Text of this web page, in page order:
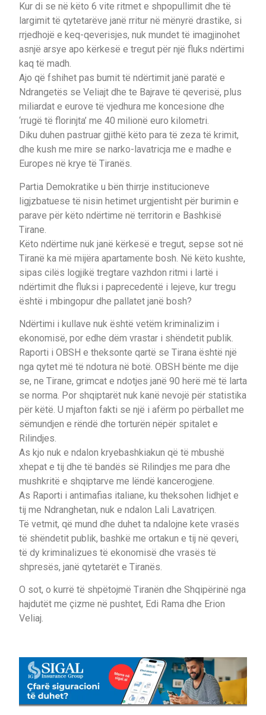
Kur di se në këto 6 vite ritmet e shpopullimit dhe të
largimit të qytetarëve janë rritur në mënyrë drastike, si
rrjedhojë e keq-qeverisjes, nuk mundet të imagjinohet
asnjë arsye apo kërkesë e tregut për një fluks ndërtimi
kaq të madh.
Ajo që fshihet pas bumit të ndërtimit janë paratë e
Ndrangetës se Veliajt dhe te Bajrave të qeverisë, plus
miliardat e eurove të vjedhura me koncesione dhe
‘rrugë të florinjta’ me 40 milionë euro kilometri.
Diku duhen pastruar gjithë këto para të zeza të krimit,
dhe kush me mire se narko-lavatricja me e madhe e
Europes në krye të Tiranës.
Partia Demokratike u bën thirrje institucioneve
ligjzbatuese të nisin hetimet urgjentisht për burimin e
parave për këto ndërtime në territorin e Bashkisë
Tirane.
Këto ndërtime nuk janë kërkesë e tregut, sepse sot në
Tiranë ka më mijëra apartamente bosh. Në këto kushte,
sipas cilës logjikë tregtare vazhdon ritmi i lartë i
ndërtimit dhe fluksi i paprecedentë i lejeve, kur tregu
është i mbingopur dhe pallatet janë bosh?
Ndërtimi i kullave nuk është vetëm kriminalizim i
ekonomisë, por edhe dëm vrastar i shëndetit publik.
Raporti i OBSH e theksonte qartë se Tirana është një
nga qytet më të ndotura në botë. OBSH bënte me dije
se, ne Tirane, grimcat e ndotjes janë 90 herë më të larta
se norma. Por shqiptarët nuk kanë nevojë për statistika
për këtë. U mjafton fakti se një i afërm po përballet me
sëmundjen e rëndë dhe torturën nëpër spitalet e
Rilindjes.
As kjo nuk e ndalon kryebashkiakun që të mbushë
xhepat e tij dhe të bandës së Rilindjes me para dhe
mushkritë e shqiptarve me lëndë kancerogjene.
As Raporti i antimafias italiane, ku theksohen lidhjet e
tij me Ndranghetan, nuk e ndalon Lali Lavatriçen.
Të vetmit, që mund dhe duhet ta ndalojne kete vrasës
të shëndetit publik, bashkë me ortakun e tij në qeveri,
të dy kriminalizues të ekonomisë dhe vrasës të
shpresës, janë qytetarët e Tiranës.
O sot, o kurrë të shpëtojmë Tiranën dhe Shqipërinë nga
hajdutët me çizme në pushtet, Edi Rama dhe Erion
Veliaj.